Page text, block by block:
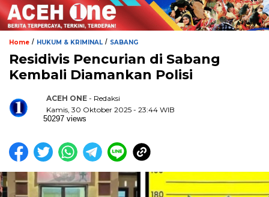
Home / HUKUM & KRIMINAL / SABANG
Residivis Pencurian di Sabang
Kembali Diamankan Polisi
ACEH ONE - Redaksi
Kamis, 30 Oktober 2025 - 23:44 WIB
50297 views